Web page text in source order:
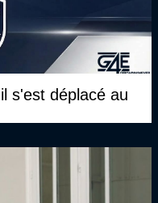
s'est déplacé au